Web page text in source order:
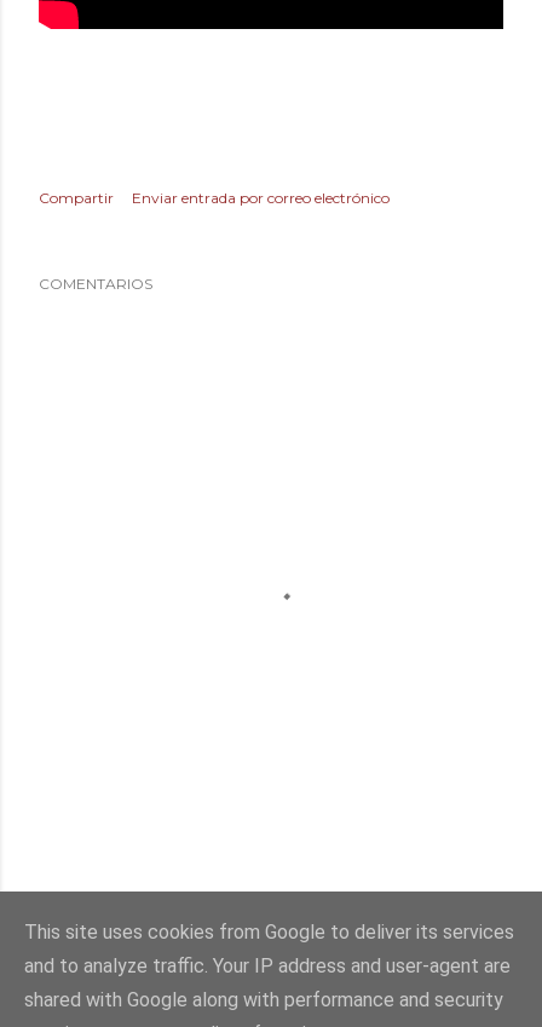
Compartir Enviar entrada por correo electrónico
COMENTARIOS
Con la tecnología de Blogger
This site uses cookies from Google to deliver its services
and to analyze traffic. Your IP address and user-agent are
shared with Google along with performance and security